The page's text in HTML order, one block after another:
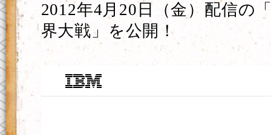
2012年4月20日（金）配信の
界大戦」を公開！